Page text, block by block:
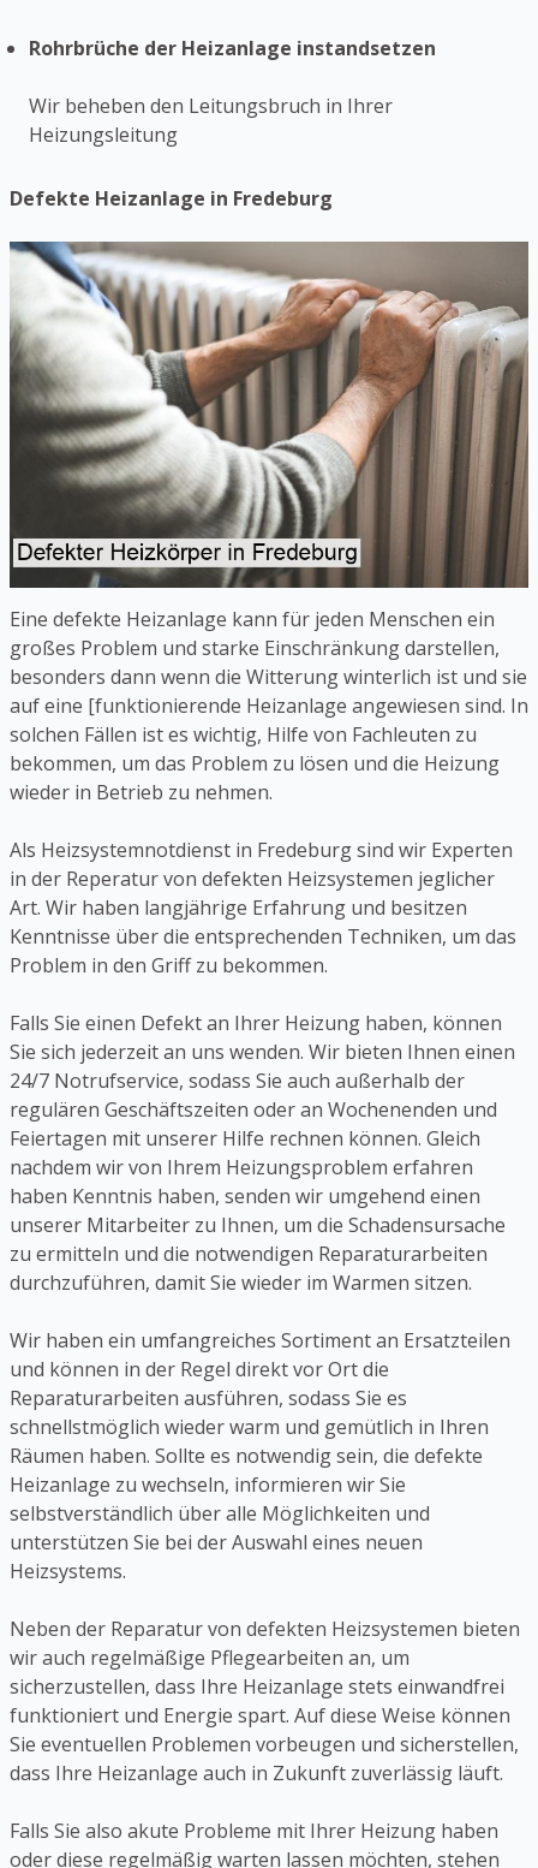
Rohrbrüche der Heizanlage instandsetzen
Wir beheben den Leitungsbruch in Ihrer
Heizungsleitung
Defekte Heizanlage in Fredeburg
Eine defekte Heizanlage kann für jeden Menschen ein
großes Problem und starke Einschränkung darstellen,
besonders dann wenn die Witterung winterlich ist und sie
auf eine [funktionierende Heizanlage angewiesen sind. In
solchen Fällen ist es wichtig, Hilfe von Fachleuten zu
bekommen, um das Problem zu lösen und die Heizung
wieder in Betrieb zu nehmen.
Als Heizsystemnotdienst in Fredeburg sind wir Experten
in der Reperatur von defekten Heizsystemen jeglicher
Art. Wir haben langjährige Erfahrung und besitzen
Kenntnisse über die entsprechenden Techniken, um das
Problem in den Griff zu bekommen.
Falls Sie einen Defekt an Ihrer Heizung haben, können
Sie sich jederzeit an uns wenden. Wir bieten Ihnen einen
24/7 Notrufservice, sodass Sie auch außerhalb der
regulären Geschäftszeiten oder an Wochenenden und
Feiertagen mit unserer Hilfe rechnen können. Gleich
nachdem wir von Ihrem Heizungsproblem erfahren
haben Kenntnis haben, senden wir umgehend einen
unserer Mitarbeiter zu Ihnen, um die Schadensursache
zu ermitteln und die notwendigen Reparaturarbeiten
durchzuführen, damit Sie wieder im Warmen sitzen.
Wir haben ein umfangreiches Sortiment an Ersatzteilen
und können in der Regel direkt vor Ort die
Reparaturarbeiten ausführen, sodass Sie es
schnellstmöglich wieder warm und gemütlich in Ihren
Räumen haben. Sollte es notwendig sein, die defekte
Heizanlage zu wechseln, informieren wir Sie
selbstverständlich über alle Möglichkeiten und
unterstützen Sie bei der Auswahl eines neuen
Heizsystems.
Neben der Reparatur von defekten Heizsystemen bieten
wir auch regelmäßige Pflegearbeiten an, um
sicherzustellen, dass Ihre Heizanlage stets einwandfrei
funktioniert und Energie spart. Auf diese Weise können
Sie eventuellen Problemen vorbeugen und sicherstellen,
dass Ihre Heizanlage auch in Zukunft zuverlässig läuft.
Falls Sie also akute Probleme mit Ihrer Heizung haben
oder diese regelmäßig warten lassen möchten, stehen